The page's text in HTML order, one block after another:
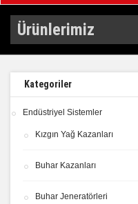
Ürünlerimiz
Kategoriler
Endüstriyel Sistemler
Kızgın Yağ Kazanları
Buhar Kazanları
Buhar Jeneratörleri